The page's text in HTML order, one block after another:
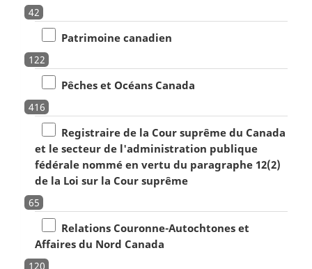
42
Patrimoine canadien
122
Pêches et Océans Canada
416
Registraire de la Cour suprême du Canada
et le secteur de l'administration publique
fédérale nommé en vertu du paragraphe 12(2)
de la Loi sur la Cour suprême
65
Relations Couronne-Autochtones et
Affaires du Nord Canada
120